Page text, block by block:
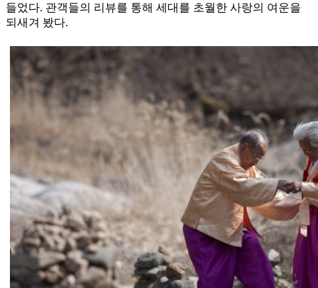
들었다. 관객들의 리뷰를 통해 세대를 초월한 사랑의 여운을
되새겨 봤다.